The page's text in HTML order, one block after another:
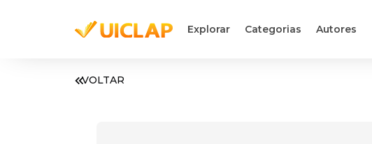
Explorar Categorias Autores
VOLTAR